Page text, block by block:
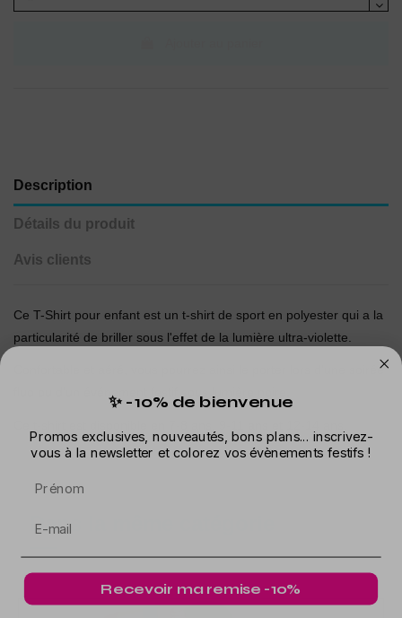
Description
Détails du produit
Avis clients
Ce T-Shirt pour enfant est un t-shirt de sport en polyester qui a la
particularité de briller sous l'effet de la lumière ultra-violette.
Confortable et aéré, vous pourrez ainsi le porter lors d'une soirée
fluo ou d'un événement festif sous lumière noire.
Dans la même catégorie
✨ -10% de bienvenue
Promos exclusives, nouveautés, bons plans... inscrivez-
vous à la newsletter et colorez vos évènements festifs !
Recevoir ma remise -10%